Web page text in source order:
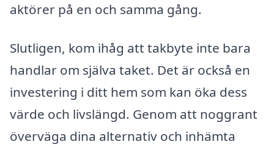
aktörer på en och samma gång.
Slutligen, kom ihåg att takbyte inte bara
handlar om själva taket. Det är också en
investering i ditt hem som kan öka dess
värde och livslängd. Genom att noggrant
överväga dina alternativ och inhämta